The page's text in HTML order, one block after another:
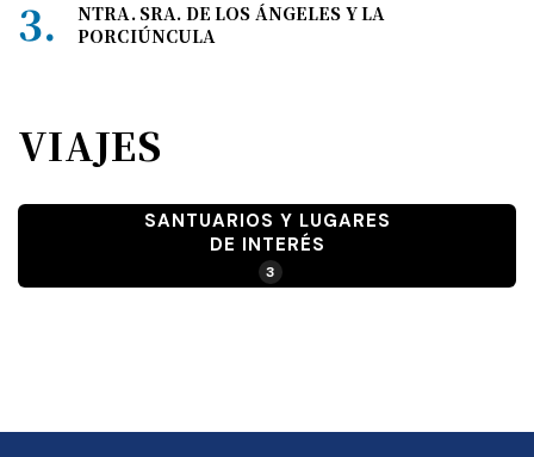
NTRA. SRA. DE LOS ÁNGELES Y LA
PORCIÚNCULA
VIAJES
SANTUARIOS Y LUGARES
DE INTERÉS
3